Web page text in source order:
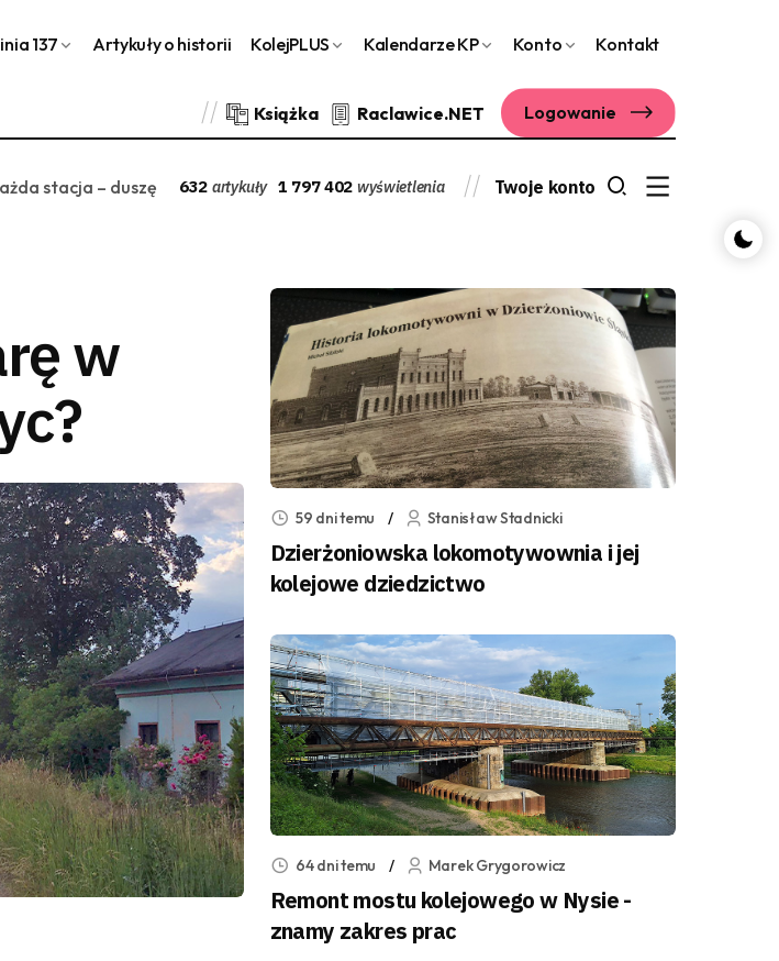
137 Artykuły o historii KolejPLUS Kalendarze KP Konto Kontakt
Książka Raclawice.NET Logowanie
stacja – duszę 632 artykuły 1 797 402 wyświetlenia Twoje konto
w
59 dni temu Stanisław Stadnicki
Dzierżoniowska lokomotywownia i jej
kolejowe dziedzictwo
64 dni temu Marek Grygorowicz
Remont mostu kolejowego w Nysie -
znamy zakres prac